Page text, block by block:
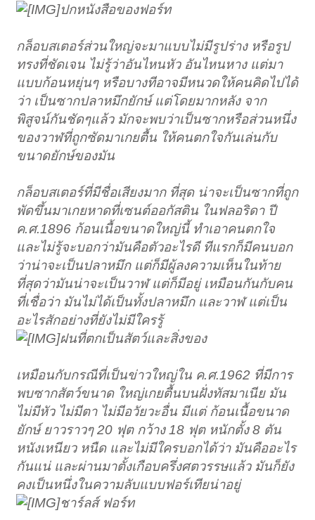
ปกหนังสือของฟอร์ท
กล็อบสเตอร์ส่วนใหญ่จะมาแบบไม่มีรูปร่าง หรือรูป
ทรงที่ชัดเจน ไม่รู้ว่าอันไหนหัว อันไหนหาง แต่มา
แบบก้อนหยุ่นๆ หรือบางทีอาจมีหนวดให้คนคิดไปได้
ว่า เป็นซากปลาหมึกยักษ์ แต่โดยมากหลัง จาก
พิสูจน์กันชัดๆแล้ว มักจะพบว่าเป็นซากหรือส่วนหนึ่ง
ของวาฬที่ถูกซัดมาเกยตื้น ให้คนตกใจกันเล่นกับ
ขนาดยักษ์ของมัน
กล็อบสเตอร์ที่มีชื่อเสียงมาก ที่สุด น่าจะเป็นซากที่ถูก
พัดขึ้นมาเกยหาดที่เซนต์ออกัสติน ในฟลอริดา ปี
ค.ศ.1896 ก้อนเนื้อขนาดใหญ่นี้ ทำเอาคนตกใจ
และไม่รู้จะบอกว่ามันคือตัวอะไรดี ทีแรกก็มีคนบอก
ว่าน่าจะเป็นปลาหมึก แต่ก็มีผู้ลงความเห็นในท้าย
ที่สุดว่ามันน่าจะเป็นวาฬ แต่ก็มีอยู่ เหมือนกันกับคน
ที่เชื่อว่า มันไม่ได้เป็นทั้งปลาหมึก และวาฬ แต่เป็น
อะไรสักอย่างที่ยังไม่มีใครรู้
ฝนที่ตกเป็นสัตว์และสิ่งของ
เหมือนกับกรณีที่เป็นข่าวใหญ่ใน ค.ศ.1962 ที่มีการ
พบซากสัตว์ขนาด ใหญ่เกยตื้นบนฝั่งทัสมาเนีย มัน
ไม่มีหัว ไม่มีตา ไม่มีอวัยวะอื่น มีแต่ ก้อนเนื้อขนาด
ยักษ์ ยาวราวๆ 20 ฟุต กว้าง 18 ฟุต หนักตั้ง 8 ตัน
หนังเหนียว หนืด และไม่มีใครบอกได้ว่า มันคืออะไร
กันแน่ และผ่านมาตั้งเกือบครึ่งศตวรรษแล้ว มันก็ยัง
คงเป็นหนึ่งในความลับแบบฟอร์เทียน่าอยู่
ชาร์ลส์ ฟอร์ท